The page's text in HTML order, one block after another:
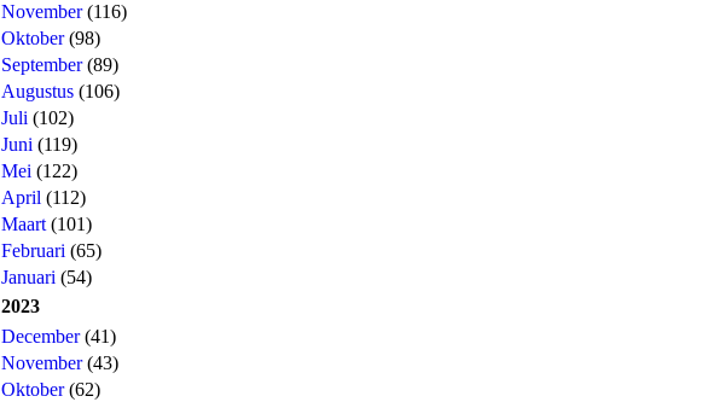
November(116)
Oktober(98)
September(89)
Augustus (106)
Juli (102)
Juni (119)
Mei (122)
April (112)
Maart (101)
Februari (65)
Januari (54)
2023
December(41)
November(43)
Oktober(62)